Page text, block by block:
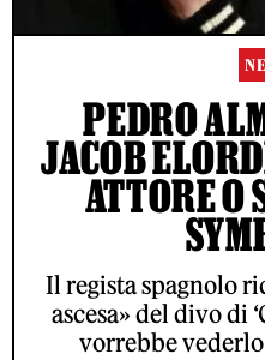
PEDRO
JACOB
ATTORE O
Il regista spagnolo
ascesa» del divo di
vorrebbe